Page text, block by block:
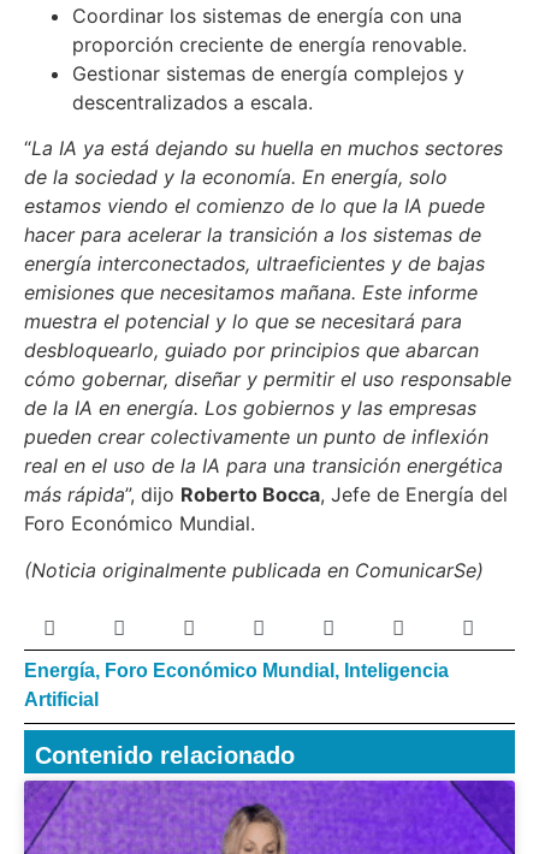
Coordinar los sistemas de energía con una
proporción creciente de energía renovable.
Gestionar sistemas de energía complejos y
descentralizados a escala.
“La IA ya está dejando su huella en muchos sectores
de la sociedad y la economía. En energía, solo
estamos viendo el comienzo de lo que la IA puede
hacer para acelerar la transición a los sistemas de
energía interconectados, ultraeficientes y de bajas
emisiones que necesitamos mañana. Este informe
muestra el potencial y lo que se necesitará para
desbloquearlo, guiado por principios que abarcan
cómo gobernar, diseñar y permitir el uso responsable
de la IA en energía. Los gobiernos y las empresas
pueden crear colectivamente un punto de inflexión
real en el uso de la IA para una transición energética
más rápida”, dijo Roberto Bocca, Jefe de Energía del
Foro Económico Mundial.
(Noticia originalmente publicada en ComunicarSe)
Energía, Foro Económico Mundial , Inteligencia
Artificial
Contenido relacionado